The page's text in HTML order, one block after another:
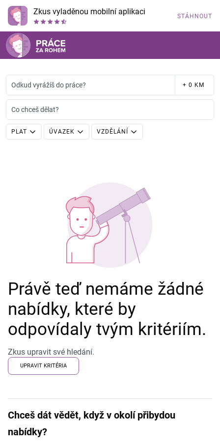
Zkus vyladěnou mobilní aplikaci STÁHNOUT
Odkud vyrážíš do práce? + 0 KM
Co chceš dělat?
PLAT ÚVAZEK VZDĚLÁNÍ
Právě teď nemáme žádné
nabídky, které by
odpovídaly tvým kritériím.
Zkus upravit své hledání.
UPRAVIT KRITÉRIA
Chceš dát vědět, když v okolí přibydou
nabídky?